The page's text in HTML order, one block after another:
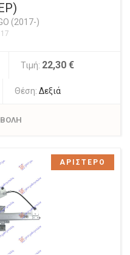
(2017-)
Τιμή: 22,30 €
Θέση:Δεξιά
ΑΡΙΣΤΕΡΟ